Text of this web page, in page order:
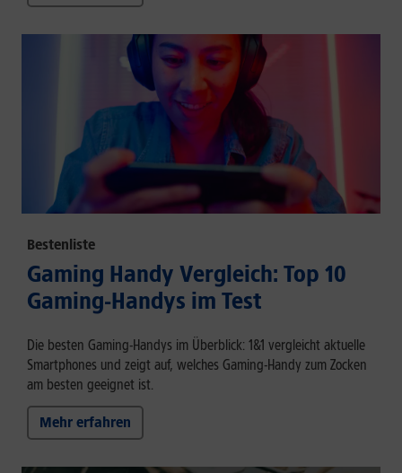
Bestenliste
Gaming Handy Vergleich: Top 10
Gaming-Handys im Test
Die besten Gaming-Handys im Überblick: 1&1 vergleicht aktuelle
Smartphones und zeigt auf, welches Gaming-Handy zum Zocken
am besten geeignet ist.
Mehr erfahren